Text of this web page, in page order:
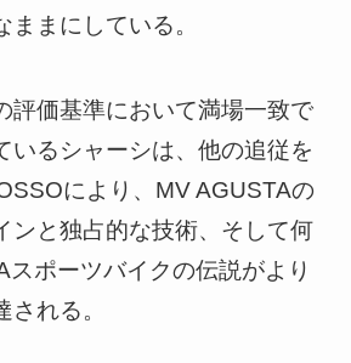
まにしている。
評価基準において満場一致で
いるシャーシは、他の追従を
により、MV AGUSTAの
ンと独占的な技術、そして何
スポーツバイクの伝説がより
れる。